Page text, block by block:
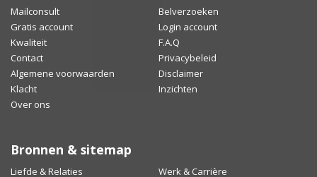
Mailconsult
Belverzoeken
Gratis account
Login account
Kwaliteit
F.A.Q
Contact
Privacybeleid
Algemene voorwaarden
Disclaimer
Klacht
Inzichten
Over ons
Bronnen & sitemap
Liefde & Relaties Werk & Carrière